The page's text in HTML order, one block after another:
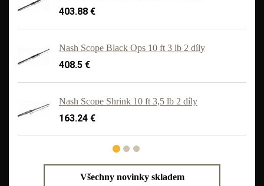
403.88 €
Nash Scope Black Ops 10 ft 3 lb 2 díly
408.5 €
Nash Scope Shrink 10 ft 3,5 lb 2 díly
163.24 €
Všechny novinky skladem